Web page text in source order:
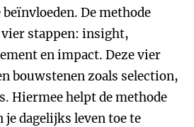
De methode
vier stappen: insight,
en impact. Deze vier
bouwstenen zoals selection,
Hiermee helpt de methode
je dagelijks leven toe te